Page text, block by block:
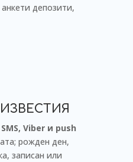
депозити,
Viber и push
рожден ден,
записан или